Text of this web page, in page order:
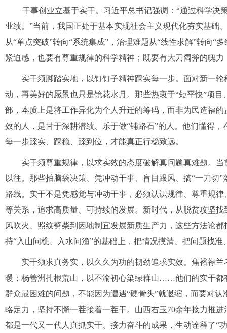
干事创业立基于实干。习近平总书记强调：“通过科学决
业绩。”当前，我国正处于基本实现社会主义现代化夯实基础
从“单点突破”转向“系统集成”，治理难题从“线性求解”转向
紧迫感，也要有尊重规律的科学精神；既要有大刀阔斧的魄
实干须脚踏实地，以钉钉子精神踩实每一步。面对新一轮
动，再美好的愿景也只是镜花水月。那些热衷于“短平快”项
部，本质上是将工作异化为个人升迁的筹码，而非为民造福
效的人，是甘于深耕潜绩、乐于做“铺路石”的人。他们懂得
每一步踩实、踩稳、踩到位，才能真正行稳致远。
实干须尊重规律，以求实效的态度破解真问题真难题。当
以往。那些拍脑袋决策、凭冲动干事、盲目跟风、搞“一刀切
路线。实干不是凭感觉与冲动干事，必须认识规律、尊重规
等关系，追求高质量、可持续的发展。新时代，从脱贫攻坚
风吹火、照纹劈柴到因地制宜发展新质生产力，这些方法论
持“入山问樵、入水问渔”的基础上，把情况摸清、把问题找准
实干须求真务实，以久久为功的韧劲追求实效。焦裕禄兰
暖；杨善洲扎根荒山，以不渝初心染绿群山……他们的实干都
群众最困难的问题，不能因为遭遇“硬骨头”就退缩，而要对
略定力，坚持不懈一茬接着一茬干。山西右玉70余年接力推
都是一代又一代人真抓实干、接力奋斗的成果，生动诠释了“